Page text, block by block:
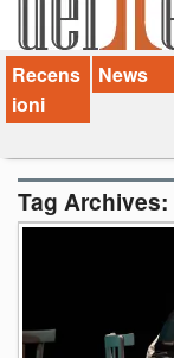
Palazzi consiglia
Video
Chi siamo
Contatti
Recens
ioni
News
Tag Archives: